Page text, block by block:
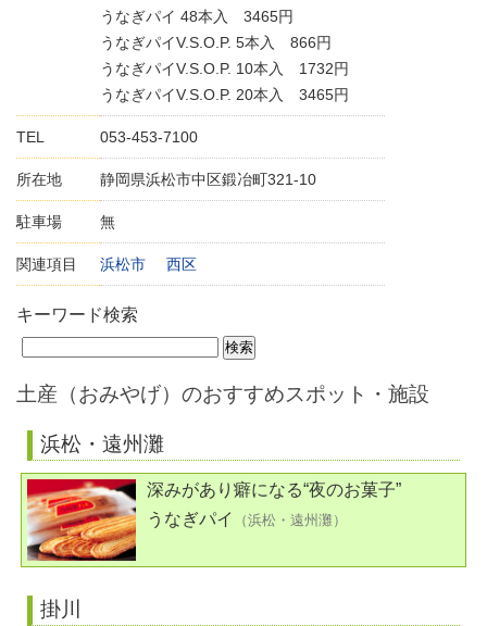
うなぎパイ 48本入 3465円
うなぎパイV.S.O.P. 5本入 866円
うなぎパイV.S.O.P. 10本入 1732円
うなぎパイV.S.O.P. 20本入 3465円
TEL 053-453-7100
所在地 静岡県浜松市中区鍛冶町321-10
駐車場 無
関連項目 浜松市 西区
キーワード検索
土産（おみやげ）のおすすめスポット・施設
浜松・遠州灘
深みがあり癖になる“夜のお菓子”
うなぎパイ
（浜松・遠州灘）
掛川